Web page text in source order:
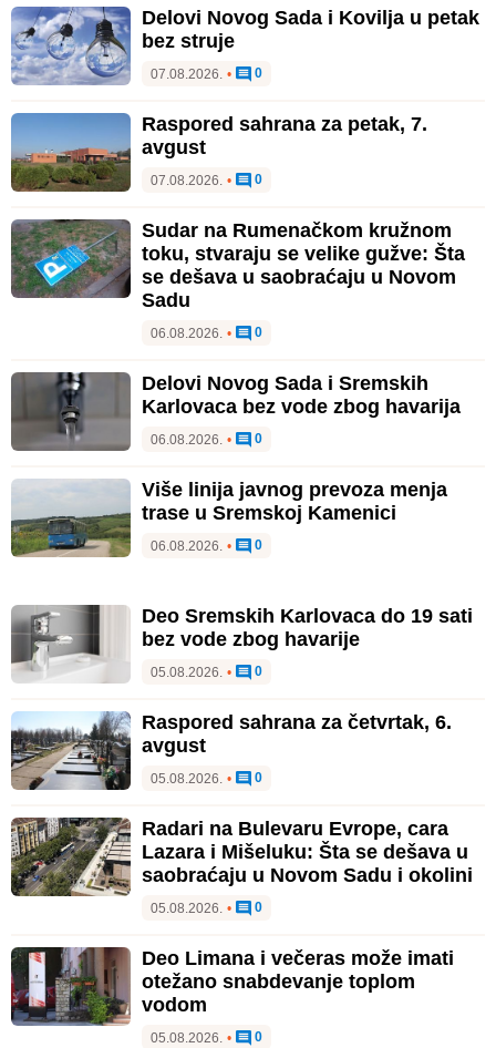
Delovi Novog Sada i Kovilja u petak
bez struje
07.08.2026. • 0
Raspored sahrana za petak, 7.
avgust
07.08.2026. • 0
Sudar na Rumenačkom kružnom
toku, stvaraju se velike gužve: Šta
se dešava u saobraćaju u Novom
Sadu
06.08.2026. • 0
Delovi Novog Sada i Sremskih
Karlovaca bez vode zbog havarija
06.08.2026. • 0
Više linija javnog prevoza menja
trase u Sremskoj Kamenici
06.08.2026. • 0
Deo Sremskih Karlovaca do 19 sati
bez vode zbog havarije
05.08.2026. • 0
Raspored sahrana za četvrtak, 6.
avgust
05.08.2026. • 0
Radari na Bulevaru Evrope, cara
Lazara i Mišeluku: Šta se dešava u
saobraćaju u Novom Sadu i okolini
05.08.2026. • 0
Deo Limana i večeras može imati
otežano snabdevanje toplom
vodom
05.08.2026. • 0